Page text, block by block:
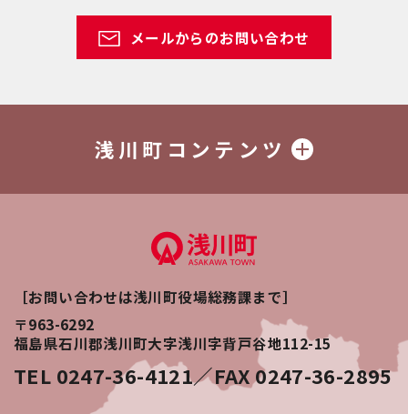
メールからのお問い合わせ
浅川町コンテンツ
［お問い合わせは浅川町役場総務課まで］
〒963-6292
福島県石川郡浅川町大字浅川字背戸谷地112-15
TEL 0247-36-4121／FAX 0247-36-2895